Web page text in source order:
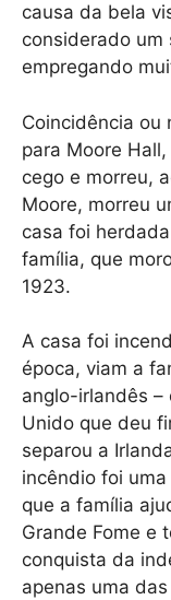
causa da bela
considerado um
empregando
Coincidência ou
para Moore
cego e morreu,
Moore, morreu
casa foi
família, que
1923.
A casa foi
época, viam a
anglo-irlandês –
Unido que deu
separou a
incêndio foi
que a família
Grande Fome e
conquista da
apenas uma